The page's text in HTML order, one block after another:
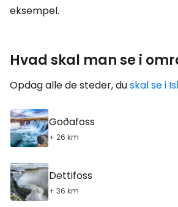
eksempel.
Hvad skal man se i
Opdag alle de steder, duskal se i
Goðafoss
+ 26 km
Dettifoss
+ 36 km